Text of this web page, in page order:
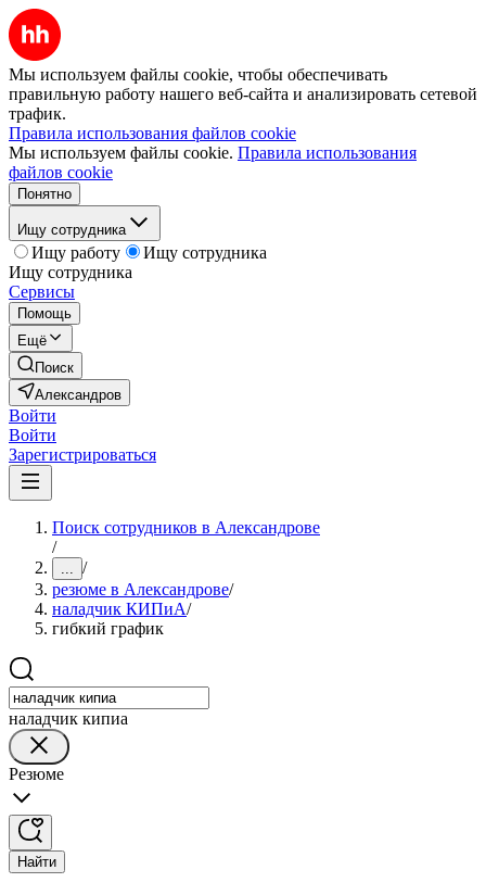
Мы используем файлы cookie, чтобы обеспечивать
правильную работу нашего веб-сайта и анализировать сетевой
трафик.
Правила использования файлов cookie
Мы используем файлы cookie. Правила использования
файлов cookie
Понятно
Ищу сотрудника
Ищу работу
Ищу сотрудника
Ищу сотрудника
Сервисы
Помощь
Ещё
Поиск
Александров
Войти
Войти
Зарегистрироваться
Поиск сотрудников в Александрове
/
... /
резюме в Александрове/
наладчик КИПиА/
гибкий график
наладчик кипиа
Резюме
Найти